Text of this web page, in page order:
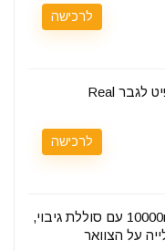
לרכישה
👕 סט 3 חולצות דרייפיט לגבר Real
לרכישה
מאוורר מותן נייד 10000mAh עם סוללת גיבוי,